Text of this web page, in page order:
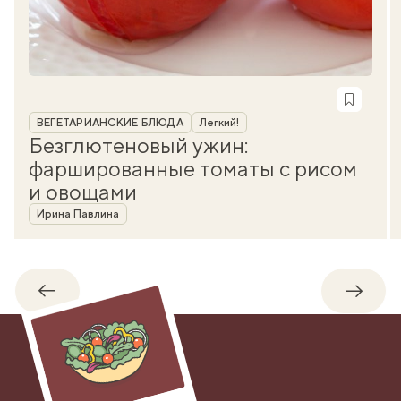
Рубрика
ВЕГЕТАРИАНСКИЕ БЛЮДА Легкий!
Безглютеновый ужин:
фаршированные томаты с рисом
и овощами
Автор
Ирина Павлина
Обратно